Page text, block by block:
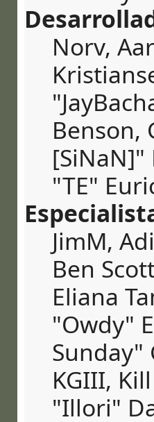
Norv,
Benson,
"TE"
JimM,
Ben
Eliana
"Owdy"
Sunday"
KGIII,
"Illori"